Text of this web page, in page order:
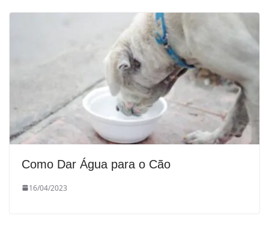
Como Dar Água para o Cão
16/04/2023